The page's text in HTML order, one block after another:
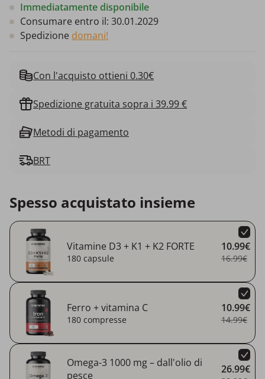
Immediatamente disponibile
Consumare entro il: 30.01.2029
Spedizione domani!
Con l'acquisto ottieni 0.30€
Spedizione gratuita sopra i 39.99 €
Metodi di pagamento
BRT
Spesso acquistato insieme
Vitamine D3 + K1 + K2 FORTE
180 capsule
10.99€
16.99€
Ferro + vitamina C
180 compresse
10.99€
14.99€
Omega-3 1000 mg – dall'olio di
pesce
26.99€